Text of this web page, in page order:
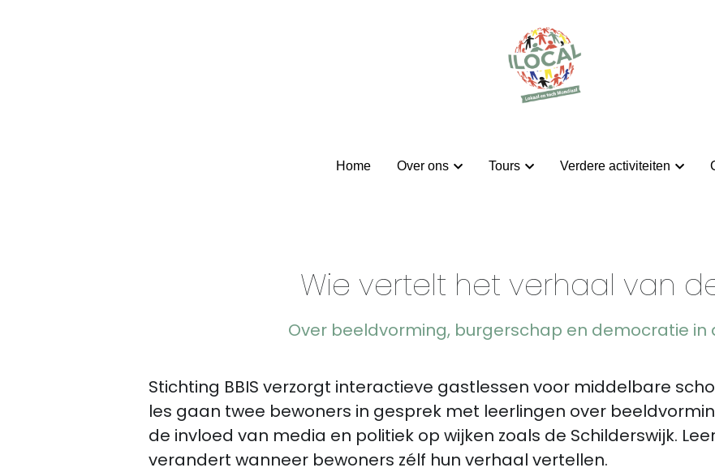
Home Over ons Tours Verdere activiteiten
Home Over ons Tours Verdere activiteiten
Wie vertelt het verhaal van
Over beeldvorming, burgerschap en democratie in
Stichting BBIS verzorgt interactieve gastlessen voor middelbare
les gaan twee bewoners in gesprek met leerlingen over
de invloed van media en politiek op wijken zoals de Schilderswijk.
verandert wanneer bewoners zélf hun verhaal vertellen.